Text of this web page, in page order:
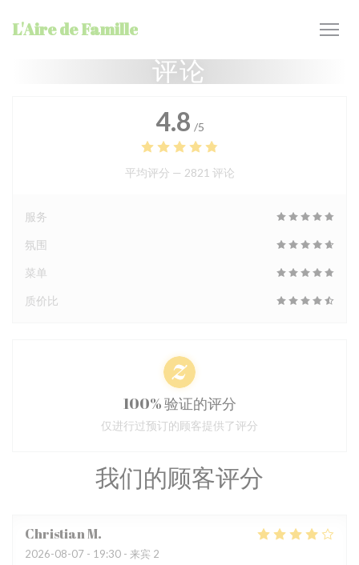
L'Aire de Famille
评论
我们的顾客评分
ChristianM
2026-08-07 - 19:30 - 来宾 2
4.8 /5
平均评分 — 2821 评论
服务
氛围
菜单
质价比
100% 验证的评分
仅进行过预订的顾客提供了评分